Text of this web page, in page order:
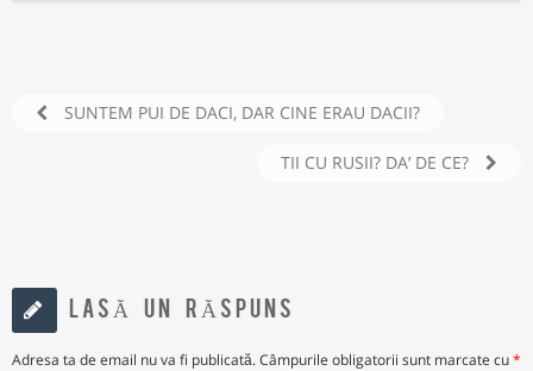
SUNTEM PUI DE DACI, DAR CINE ERAU DACII?
TII CU RUSII? DA’ DE CE?
LASĂ UN RĂSPUNS
Adresa ta de email nu va fi publicată.Câmpurile obligatorii sunt marcate cu*